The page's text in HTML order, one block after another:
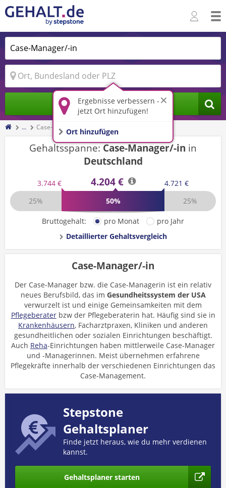
Ergebnisse verbessern -
jetzt Ort hinzufügen!
Ort hinzufügen
Jobs finden
... Case-Manager/-in
Gehaltsspanne:Case-Manager/-in in
Deutschland
3.744 € 4.204 €
4.721 €
25%
50% 25%
Bruttogehalt: pro Monat
pro Jahr
Detaillierter Gehaltsvergleich
Case-Manager/-in
Der Case-Manager bzw. die Case-Managerin ist ein relativ
neues Berufsbild, das im Gesundheitssystem der USA
verwurzelt ist und einige Gemeinsamkeiten mit dem
Pflegeberaterbzw der Pflegeberaterin hat. Häufig sind sie in
Krankenhäusern, Facharztpraxen, Kliniken und anderen
gesundheitlichen oder sozialen Einrichtungen beschäftigt.
Auch Reha-Einrichtungen haben mittlerweile Case-Manager
und -Managerinnen. Meist übernehmen erfahrene
Pflegekräfte innerhalb der verschiedenen Einrichtungen das
Case-Management.
Stepstone
Gehaltsplaner
Finde jetzt heraus, wie du mehr verdienen
kannst.
Gehaltsplaner starten